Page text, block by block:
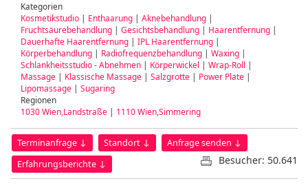
Kategorien
Kosmetikstudio | Enthaarung | Aknebehandlung |
Fruchtsäurebehandlung | Gesichtsbehandlung | Haarentfernung |
Dauerhafte Haarentfernung | IPL Haarentfernung |
Körperbehandlung | Radiofrequenzbehandlung | Waxing |
Schlankheitsstudio - Abnehmen | Körperwickel | Wrap-Roll |
Massage | Klassische Massage | Salzgrotte | Power Plate |
Lipomassage | Sugaring
Regionen
1030 Wien,Landstraße | 1110 Wien,Simmering
Terminanfrage ↓ Standort ↓
Anfrage senden ↓
Erfahrungsberichte ↓
Besucher: 50.641